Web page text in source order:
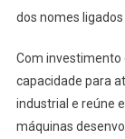
dos nomes
Com investimento
capacidade para
industrial e reúne
máquinas